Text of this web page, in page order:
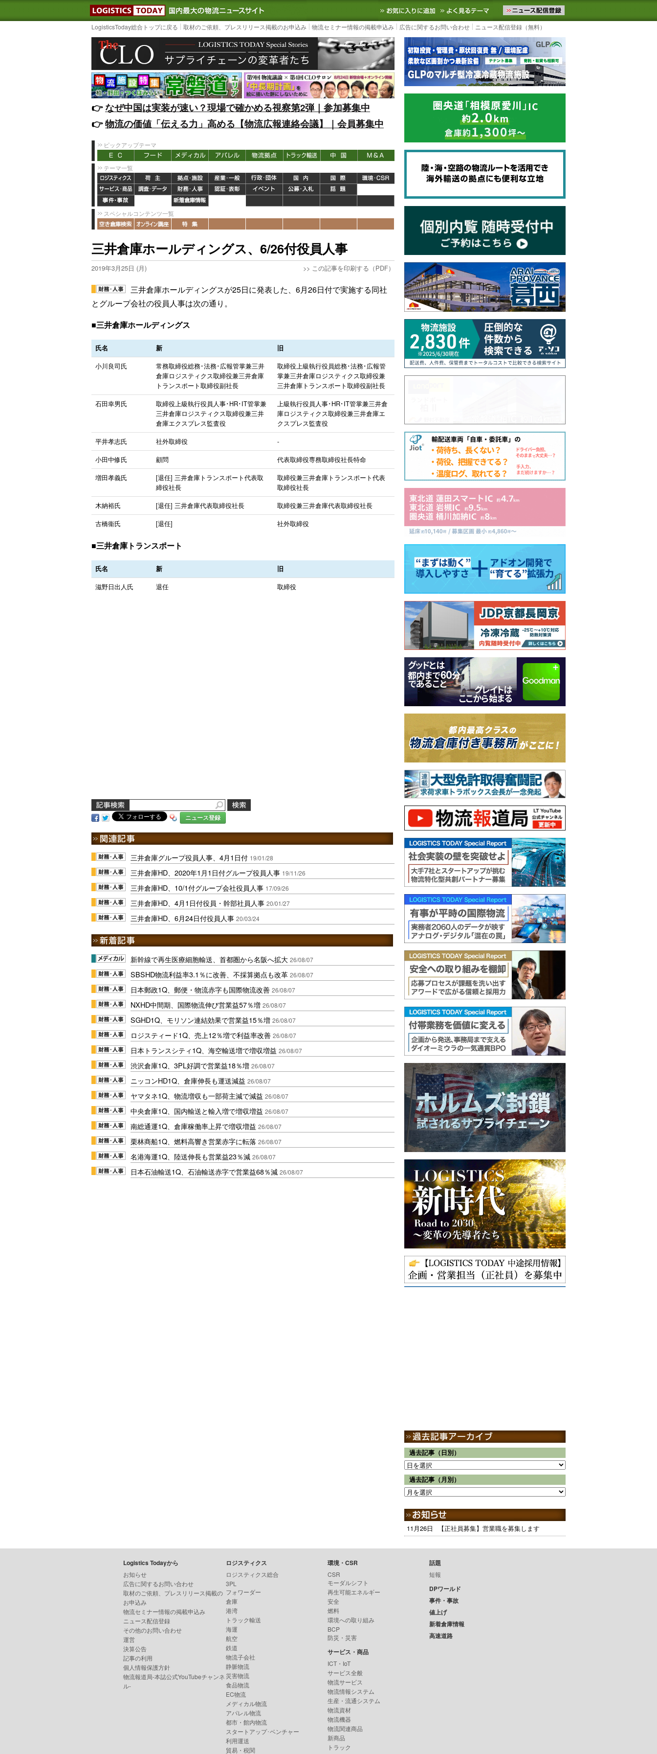
LOGISTICS TODAY｜国内最大の物流ニュースサイト3PL, SCMなど国内外の最新の物流ニュースをお届けします。物流ニュースメール配信を登録す
お気に入りに追加 よく見るテーマ
LogisticsToday総合トップに戻る 取材のご依頼、プレスリリース掲載のお申込み 物流セミナー情報の掲載申込み 広告に関するお問い合わせ ニュース配信登録（無料）
👉️なぜ中国は実装が速い？現場で確かめる視察第2弾｜参加募集中
👉️物流の価値「伝える力」高める【物流広報連絡会議】｜会員募集中
ピックアップテーマ
テーマ一覧
スペシャルコンテンツ一覧
三井倉庫ホールディングス、6/26付役員人事
2019年3月25日 (月) >> この記事を印刷する（PDF）
三井倉庫ホールディングスが25日に発表した、6月26日付で実施する同社
とグループ会社の役員人事は次の通り。
■三井倉庫ホールディングス
氏名 新 旧
小川良司氏
常務取締役総務･法務･広報管掌兼三井
倉庫ロジスティクス取締役兼三井倉庫
トランスポート取締役副社長
取締役上級執行役員総務･法務･広報管
掌兼三井倉庫ロジスティクス取締役兼
三井倉庫トランスポート取締役副社長
石田幸男氏
取締役上級執行役員人事･HR･IT管掌兼
三井倉庫ロジスティクス取締役兼三井
倉庫エクスプレス監査役
上級執行役員人事･HR･IT管掌兼三井倉
庫ロジスティクス取締役兼三井倉庫エ
クスプレス監査役
平井孝志氏
社外取締役
-
小田中修氏
顧問
代表取締役専務取締役社長特命
増田孝義氏
[退任] 三井倉庫トランスポート代表取
締役社長
取締役兼三井倉庫トランスポート代表
取締役社長
木納裕氏
[退任] 三井倉庫代表取締役社長
取締役兼三井倉庫代表取締役社長
古橋衞氏
[退任] 社外取締役
■三井倉庫トランスポート
氏名 新 旧
滋野日出人氏 退任 取締役
ニュース登録
三井倉庫グループ役員人事、4月1日付 19/01/28
三井倉庫HD、2020年1月1日付グループ役員人事 19/11/26
三井倉庫HD、10/1付グループ会社役員人事 17/09/26
三井倉庫HD、4月1日付役員・幹部社員人事 20/01/27
三井倉庫HD、6月24日付役員人事 20/03/24
新幹線で再生医療細胞輸送、首都圏から名阪へ拡大 26/08/07
SBSHD物流利益率3.1％に改善、不採算拠点も改革 26/08/07
日本郵政1Q、郵便・物流赤字も国際物流改善 26/08/07
NXHD中間期、国際物流伸び営業益57％増 26/08/07
SGHD1Q、モリソン連結効果で営業益15％増 26/08/07
ロジスティード1Q、売上12％増で利益率改善 26/08/07
日本トランスシティ1Q、海空輸送増で増収増益 26/08/07
渋沢倉庫1Q、3PL好調で営業益18％増 26/08/07
ニッコンHD1Q、倉庫伸長も運送減益 26/08/07
ヤマタネ1Q、物流増収も一部荷主減で減益 26/08/07
中央倉庫1Q、国内輸送と輸入増で増収増益 26/08/07
南総通運1Q、倉庫稼働率上昇で増収増益 26/08/07
栗林商船1Q、燃料高響き営業赤字に転落 26/08/07
名港海運1Q、陸送伸長も営業益23％減 26/08/07
日本石油輸送1Q、石油輸送赤字で営業益68％減 26/08/07
過去記事（日別）
過去記事（月別）
11月26日 【正社員募集】営業職を募集します
Logistics Todayから
お知らせ
広告に関するお問い合わせ
取材のご依頼、プレスリリース掲載の
お申込み
物流セミナー情報の掲載申込み
ニュース配信登録
その他のお問い合わせ
運営
決算公告
記事の利用
個人情報保護方針
物流報道局-本誌公式YouTubeチャンネ
ル-
ロジスティクス
ロジスティクス総合
3PL
フォワーダー
倉庫
港湾
トラック輸送
海運
航空
鉄道
物流子会社
静脈物流
災害物流
食品物流
EC物流
メディカル物流
アパレル物流
都市・館内物流
スタートアップ･ベンチャー
利用運送
貿易・税関
環境・CSR
CSR
モーダルシフト
再生可能エネルギー
安全
燃料
環境への取り組み
BCP
防災・災害
サービス・商品
ICT・IoT
サービス全般
物流サービス
物流情報システム
生産・流通システム
物流資材
物流機器
物流関連商品
新商品
トラック
話題
短報
DPワールド
事件・事故
値上げ
新着倉庫情報
高速道路